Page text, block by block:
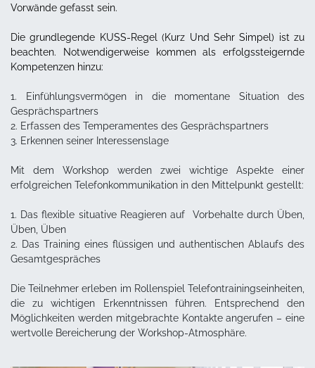
Vorwände gefasst sein.
Die grundlegende KUSS-Regel (Kurz Und Sehr Simpel) ist zu
beachten. Notwendigerweise kommen als erfolgssteigernde
Kompetenzen hinzu:
1. Einfühlungsvermögen in die momentane Situation des
Gesprächspartners
2. Erfassen des Temperamentes des Gesprächspartners
3. Erkennen seiner Interessenslage
Mit dem Workshop werden zwei wichtige Aspekte einer
erfolgreichen Telefonkommunikation in den Mittelpunkt gestellt:
1. Das flexible situative Reagieren auf Vorbehalte durch Üben,
Üben, Üben
2. Das Training eines flüssigen und authentischen Ablaufs des
Gesamtgespräches
Die Teilnehmer erleben im Rollenspiel Telefontrainingseinheiten,
die zu wichtigen Erkenntnissen führen. Entsprechend den
Möglichkeiten werden mitgebrachte Kontakte angerufen – eine
wertvolle Bereicherung der Workshop-Atmosphäre.